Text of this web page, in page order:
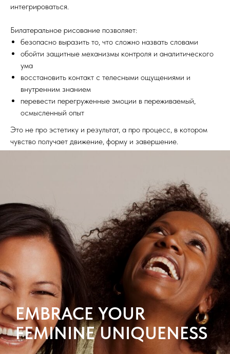
интегрироваться.
Билатеральное рисование позволяет:
безопасно выразить то, что сложно назвать словами
обойти защитные механизмы контроля и аналитического
ума
восстановить контакт с телесными ощущениями и
внутренним знанием
перевести перегруженные эмоции в переживаемый,
осмысленный опыт
Это не про эстетику и результат, а про процесс, в котором
чувство получает движение, форму и завершение.
EMBRACE YOUR
FEMININE UNIQUENESS